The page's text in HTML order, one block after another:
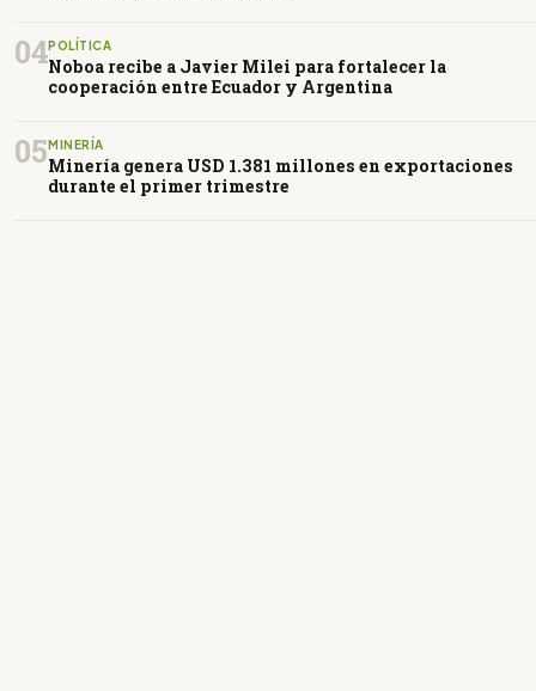
04POLÍTICA
Noboa recibe a Javier Milei para fortalecer la
cooperación entre Ecuador y Argentina
05MINERÍA
Minería genera USD 1.381 millones en exportaciones
durante el primer trimestre